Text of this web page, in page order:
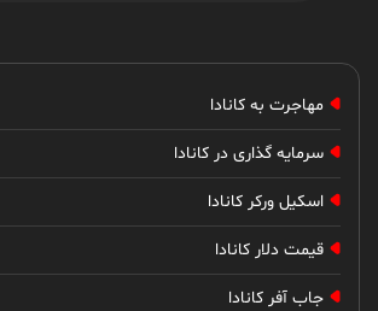
گفتگو با زهرا ؛ روانشناسی در کانادا
محمدرضا
مهاجرت به کانادا
سرمایه گذاری در کانادا
اسکیل ورکر کانادا
قیمت دلار کانادا
جاب آفر کانادا